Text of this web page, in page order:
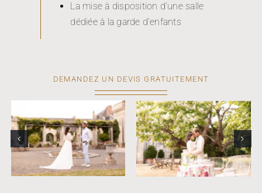
La mise à disposition d’une salle
dédiée à la garde d’enfants
DEMANDEZ UN DEVIS GRATUITEMENT